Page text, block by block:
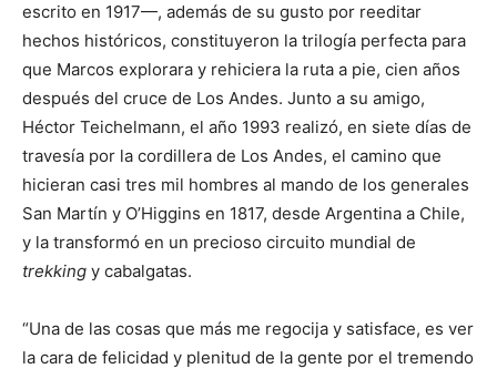
escrito en 1917—, además de su gusto por reeditar
hechos históricos, constituyeron la trilogía perfecta para
que Marcos explorara y rehiciera la ruta a pie, cien años
después del cruce de Los Andes. Junto a su amigo,
Héctor Teichelmann, el año 1993 realizó, en siete días de
travesía por la cordillera de Los Andes, el camino que
hicieran casi tres mil hombres al mando de los generales
San Martín y O’Higgins en 1817, desde Argentina a Chile,
y la transformó en un precioso circuito mundial de
trekking y cabalgatas.
“Una de las cosas que más me regocija y satisface, es ver
la cara de felicidad y plenitud de la gente por el tremendo